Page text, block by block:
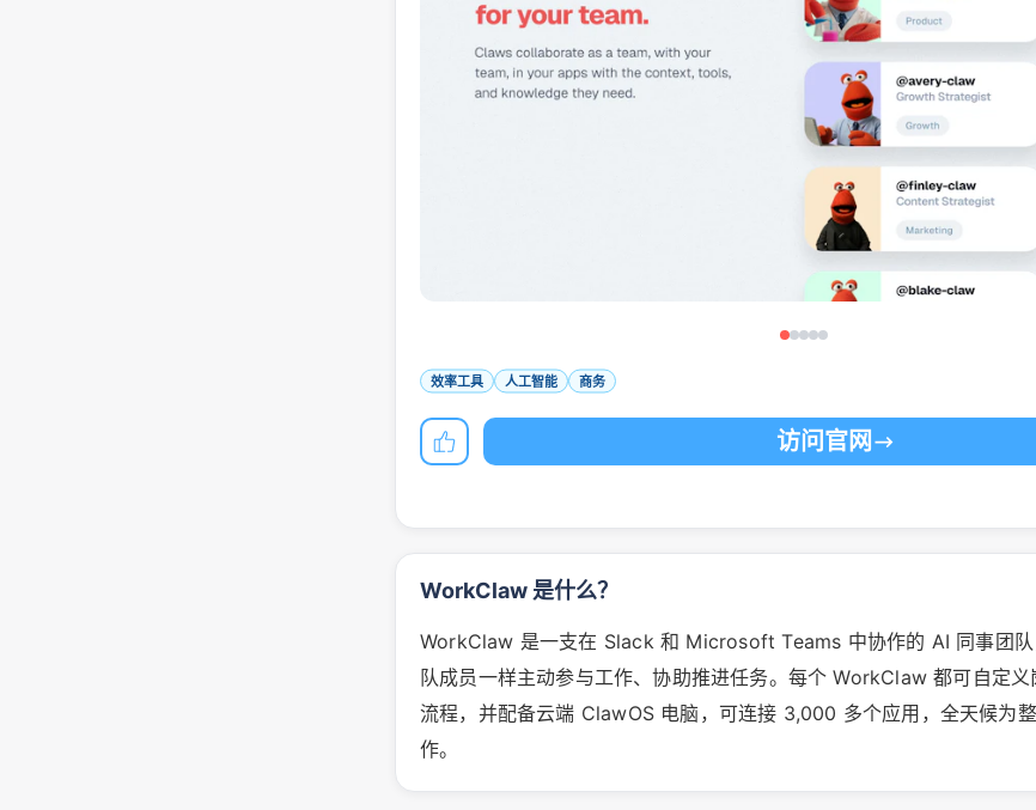
效率工具 人工智能 商务
访问官网
WorkClaw 是什么？
WorkClaw 是一支在 Slack 和 Microsoft Teams 中协作的 AI 同事团队
队成员一样主动参与工作、协助推进任务。每个 WorkClaw 都可自定
流程，并配备云端 ClawOS 电脑，可连接 3,000 多个应用，全天候为
作。